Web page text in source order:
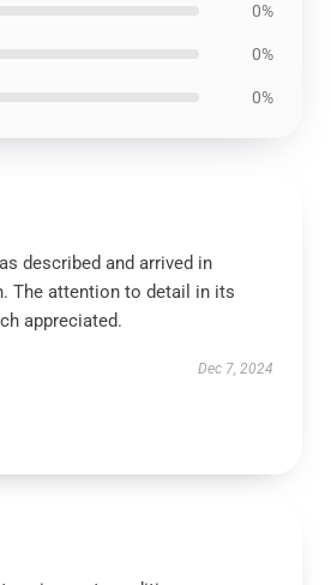
0%
0%
0%
described and arrived in
The attention to detail in its
appreciated.
Dec 7, 2024